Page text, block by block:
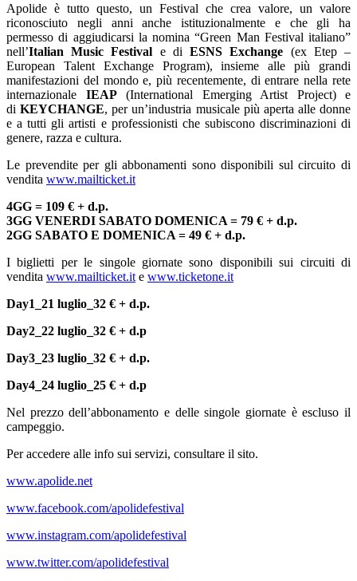
Apolide è tutto questo, un Festival che crea valore, un valore
riconosciuto negli anni anche istituzionalmente e che gli ha
permesso di aggiudicarsi la nomina “Green Man Festival italiano”
nell’Italian Music Festival e diESNS Exchange (ex Etep –
European Talent Exchange Program), insieme alle più grandi
manifestazioni del mondo e, più recentemente, di entrare nella rete
internazionale IEAP (International Emerging Artist Project) e
diKEYCHANGE, per un’industria musicale più aperta alle donne
e a tutti gli artisti e professionisti che subiscono discriminazioni di
genere, razza e cultura.
Le prevendite per gli abbonamenti sono disponibili sul circuito di
vendita www.mailticket.it
4GG = 109 € + d.p.
3GG VENERDI SABATO DOMENICA = 79 € + d.p.
2GG SABATO E DOMENICA = 49 € + d.p.
I biglietti per le singole giornate sono disponibili sui circuiti di
vendita www.mailticket.it e www.ticketone.it
Day1_21 luglio_32 € + d.p.
Day2_22 luglio_32 € + d.p
Day3_23 luglio_32 € + d.p.
Day4_24 luglio_25 € + d.p
Nel prezzo dell’abbonamento e delle singole giornate è escluso il
campeggio.
Per accedere alle info sui servizi, consultare il sito.
www.apolide.net
www.facebook.com/apolidefestival
www.instagram.com/apolidefestival
www.twitter.com/apolidefestival